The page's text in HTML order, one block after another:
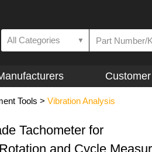
All Categories ▼
Tools > Vibration Analysis
Tachometer for
and Cycle